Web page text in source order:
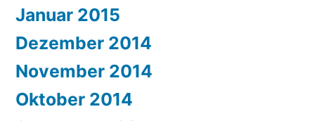
Januar 2015
Dezember 2014
November 2014
Oktober 2014